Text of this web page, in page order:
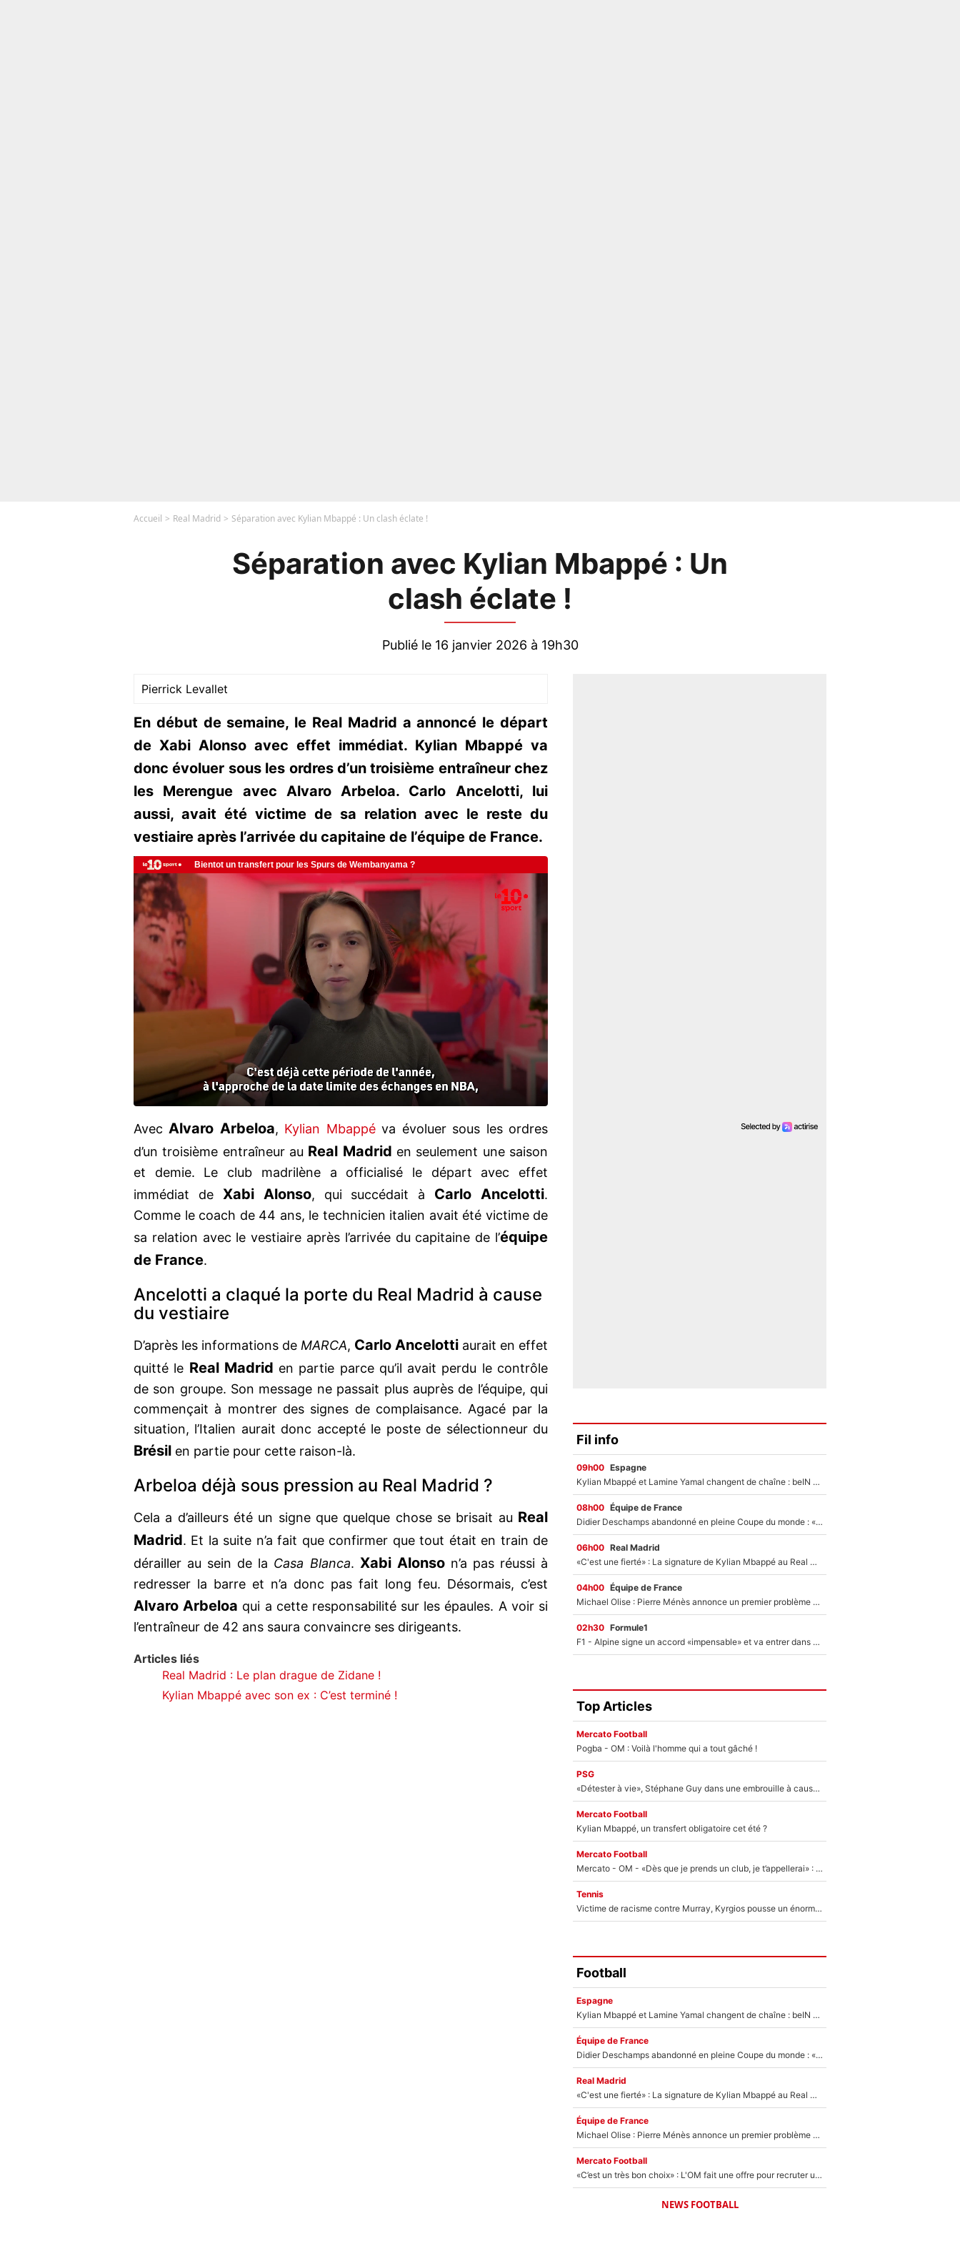
Accueil Real Madrid Séparation avec Kylian Mbappé : Un clash éclate !
Séparation avec Kylian Mbappé : Un
clash éclate !
Publié le 16 janvier 2026 à 19h30
Pierrick Levallet
En début de semaine, le Real Madrid a annoncé le départ
de Xabi Alonso avec effet immédiat. Kylian Mbappé va
donc évoluer sous les ordres d’un troisième entraîneur chez
les Merengue avec Alvaro Arbeloa. Carlo Ancelotti, lui
aussi, avait été victime de sa relation avec le reste du
vestiaire après l’arrivée du capitaine de l’équipe de France.
AvecAlvaro Arbeloa, Kylian Mbappéva évoluer sous les ordres
d’un troisième entraîneur au Real Madrid en seulement une saison
et demie. Le club madrilène a officialisé le départ avec effet
immédiat de Xabi Alonso, qui succédait à Carlo Ancelotti.
Comme le coach de 44 ans, le technicien italien avait été victime de
sa relation avec le vestiaire après l’arrivée du capitaine de l’équipe
de France.
Ancelotti a claqué la porte du Real Madrid à cause
du vestiaire
D’après les informations de MARCA, Carlo Ancelotti aurait en effet
quitté le Real Madrid en partie parce qu’il avait perdu le contrôle
de son groupe. Son message ne passait plus auprès de l’équipe, qui
commençait à montrer des signes de complaisance. Agacé par la
situation, l’Italien aurait donc accepté le poste de sélectionneur du
Brésil en partie pour cette raison-là.
Arbeloa déjà sous pression au Real Madrid ?
Cela a d’ailleurs été un signe que quelque chose se brisait au Real
Madrid. Et la suite n’a fait que confirmer que tout était en train de
dérailler au sein de la Casa Blanca. Xabi Alonson’a pas réussi à
redresser la barre et n’a donc pas fait long feu. Désormais, c’est
Alvaro Arbeloa qui a cette responsabilité sur les épaules. A voir si
l’entraîneur de 42 ans saura convaincre ses dirigeants.
Articles liés
Real Madrid : Le plan drague de Zidane !
Kylian Mbappé avec son ex : C’est terminé !
Fil info
09h00 Espagne
Kylian Mbappé et Lamine Yamal changent de chaîne : beIN SPORTS ne digère pas cette décision historique et prédit un fiasco pour la Liga
08h00 Équipe de France
Didier Deschamps abandonné en pleine Coupe du monde : «La FFF était déjà passée à Zinedine Zidane»
06h00 Real Madrid
«C'est une fierté» : La signature de Kylian Mbappé au Real Madrid continue de régaler l'Espagne
04h00 Équipe de France
Michael Olise : Pierre Ménès annonce un premier problème pour Zinedine Zidane en équipe de France
02h30 Formule1
F1 - Alpine signe un accord «impensable» et va entrer dans une nouvelle dimension : Grande nouvelle pour Pierre Gasly !
Top Articles
Mercato Football
Pogba - OM : Voilà l'homme qui a tout gâché !
PSG
«Détester à vie», Stéphane Guy dans une embrouille à cause du PSG !
Mercato Football
Kylian Mbappé, un transfert obligatoire cet été ?
Mercato Football
Mercato - OM - «Dès que je prends un club, je t’appellerai» : La promesse de Marcelino au moment de claquer la porte
Tennis
Victime de racisme contre Murray, Kyrgios pousse un énorme coup de gueule !
Football
Espagne
Kylian Mbappé et Lamine Yamal changent de chaîne : beIN SPORTS ne digère pas cette décision historique et prédit un fiasco pour la Liga
Équipe de France
Didier Deschamps abandonné en pleine Coupe du monde : «La FFF était déjà passée à Zinedine Zidane»
Real Madrid
«C'est une fierté» : La signature de Kylian Mbappé au Real Madrid continue de régaler l'Espagne
Équipe de France
Michael Olise : Pierre Ménès annonce un premier problème pour Zinedine Zidane en équipe de France
Mercato Football
«C’est un très bon choix» : L'OM fait une offre pour recruter un ancien joueur du PSG... et c'est validé dans l'After Foot !
NEWS FOOTBALL